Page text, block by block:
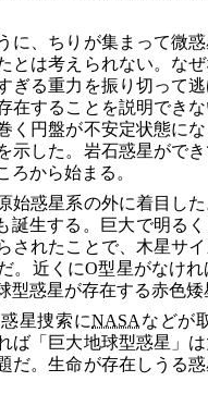
に、ちりが集まって微
とは考えられない。な
ぎる重力を振り切って
在することを説明でき
く円盤が不安定状態に
示した。岩石惑星がで
ろから始まる。
始惑星系の外に着目し
誕生する。巨大で明る
されたことで、木星サ
。近くにO型星がなけ
型惑星が存在する赤色矮
星捜索にNASA などが
ば「巨大地球型惑星」
だ。生命が存在しうる